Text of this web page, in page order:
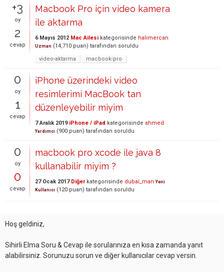
+3
oy
2
cevap
Macbook Pro için video kamera
ile aktarma
6 Mayıs 2012 Mac Ailesi kategorisinde halimercan
Uzman (14,710 puan) tarafından soruldu
video-aktarma
macbook-pro
0
oy
1
cevap
iPhone üzerindeki video
resimlerimi MacBook tan
düzenleyebilir miyim
7 Aralık 2019 iPhone / iPad kategorisinde ahmed
Yardımcı (900 puan) tarafından soruldu
0
oy
0
cevap
macbook pro xcode ile java 8
kullanabilir miyim ?
27 Ocak 2017 Diğerkategorisinde dubai_man Yeni
Kullanıcı (120 puan) tarafından soruldu
Hoş geldiniz,
Sihirli Elma Soru & Cevap ile sorularınıza en kısa zamanda yanıt
alabilirsiniz. Sorunuzu sorun ve diğer kullanıcılar cevap versin.